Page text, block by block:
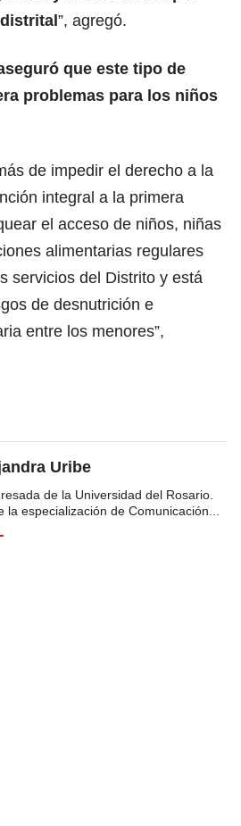
”, agregó.
que este tipo de
problemas para los niños
de impedir el derecho a la
integral a la primera
el acceso de niños, niñas
alimentarias regulares
servicios del Distrito y está
de desnutrición e
entre los menores”,
Uribe
de la Universidad del Rosario.
la especialización de Comunicación